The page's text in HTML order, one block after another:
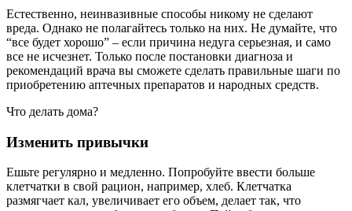
Естественно, неинвазивные способы никому не сделают
вреда. Однако не полагайтесь только на них. Не думайте, что
“все будет хорошо” – если причина недуга серьезная, и само
все не исчезнет. Только после постановки диагноза и
рекомендаций врача вы сможете сделать правильные шаги по
приобретению аптечных препаратов и народных средств.
Что делать дома?
Изменить привычки
Ешьте регулярно и медленно. Попробуйте ввести больше
клетчатки в свой рацион, например, хлеб. Клетчатка
размягчает кал, увеличивает его объем, делает так, что